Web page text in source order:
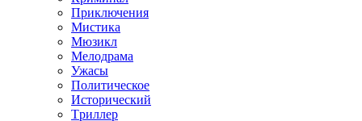
Приключения
Мистика
Мюзикл
Мелодрама
Ужасы
Политическое
Исторический
Tриллер